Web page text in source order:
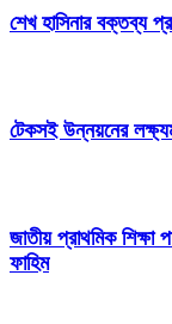
শেখ হাসিনার বক্তব্য
টেকসই উন্নয়নের
জাতীয় প্রাথমিক শিক্ষা
ফাহিম